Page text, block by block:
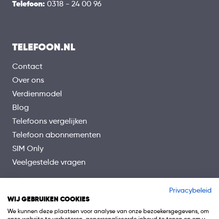
Wifi
NFC
Privacybeleid
WIJ GEBRUIKEN COOKIES
We kunnen deze plaatsen voor analyse van onze bezoekersgegevens, om
Telefoon: 0318 - 24 00 96
TELEFOON.NL
Contact
Over ons
Verdienmodel
Blog
Telefoons vergelijken
Telefoon abonnementen
SIM Only
Veelgestelde vragen